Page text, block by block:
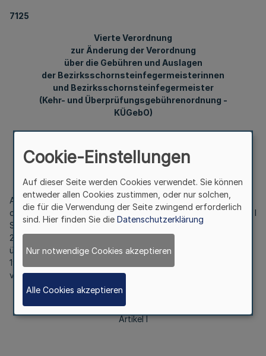
7125
Vierte Verordnung
zur Änderung der Verordnung
über die Gebühren und Auslagen
der Bezirksschornsteinfegermeisterinnen
und Bezirksschornsteinfegermeister
(Kehr- und Überprüfungsgebührenordnung -
KÜGebO)
Vom 24. November 2004
Aufgrund des § 24 Abs. 1 des Schornsteinfegergesetzes in
der Fassung der Bekanntmachung vom 10. August 1998 (BGBl. I
S. 2071), zuletzt geändert durch Artikel 39 des Gesetzes vom
27. April 2002 (BGBl. I S. 1467), und des § 1 der Verordnung
über Zuständigkeiten im Schornsteinfegerwesen vom 5. Mai
1970 (
vom 31. August 1999 (GV. NRW. S. 528
Artikel I
Cookie-Einstellungen
Auf dieser Seite werden Cookies verwendet. Sie können
entweder allen Cookies zustimmen, oder nur solchen,
die für die Verwendung der Seite zwingend erforderlich
sind. Hier finden Sie die Datenschutzerklärung
Nur notwendige Cookies akzeptieren
Alle Cookies akzeptieren